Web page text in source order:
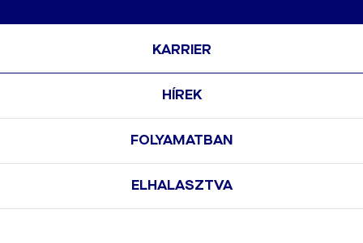
KARRIER
HÍREK
FOLYAMATBAN
ELHALASZTVA